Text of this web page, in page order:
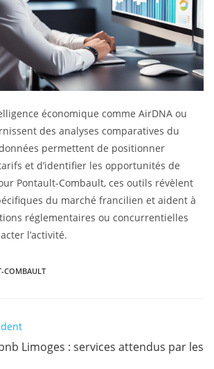
économique comme AirDNA ou
des analyses comparatives du
permettent de positionner
et d’identifier les opportunités de
Pontault-Combault, ces outils révèlent
du marché francilien et aident à
réglementaires ou concurrentielles
l’activité.
COMBAULT
Limoges : services attendus par les